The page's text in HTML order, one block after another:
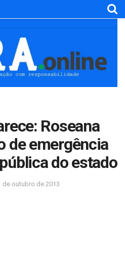
Roseana
de emergência
do estado
de outubro de 2013